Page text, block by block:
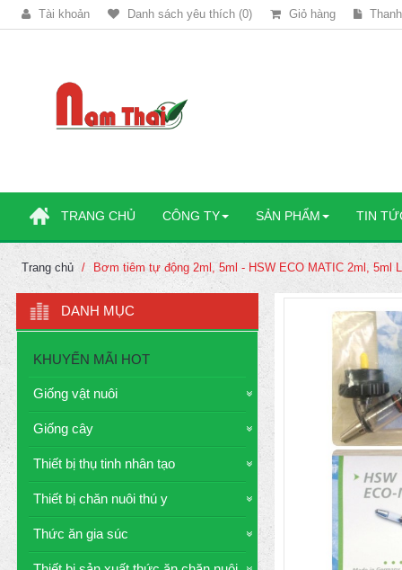
Tài khoản Danh sách yêu thích (0) Giỏ hàng
TRANG CHỦ CÔNG TY SẢN PHẨM TIN
Trang chủ Bơm tiêm tự động 2ml, 5ml - HSW ECO MATIC 2ml, 5ml
DANH MỤC
KHUYẾN MÃI HOT
Giống vật nuôi
Giống cây
Thiết bị thụ tinh nhân tạo
Thiết bị chăn nuôi thú y
Thức ăn gia súc